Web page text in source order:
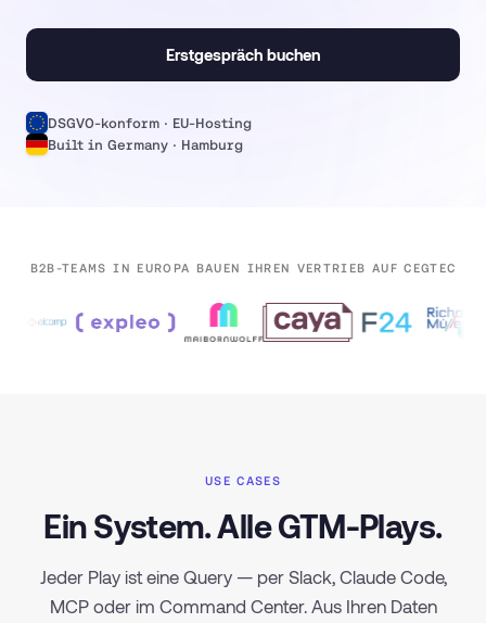
Erstgespräch buchen
DSGVO-konform · EU-Hosting
Built in Germany · Hamburg
B2B-TEAMS IN EUROPA BAUEN IHREN VERTRIEB AUF CEGTEC
USE CASES
Ein System. Alle GTM-Plays.
Jeder Play ist eine Query — per Slack, Claude Code,
MCP oder im Command Center. Aus Ihren Daten